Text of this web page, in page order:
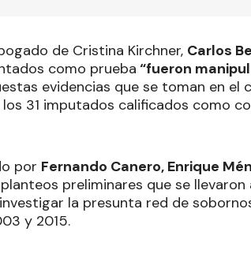
de Cristina Kirchner, Carlos
como prueba “fueron
evidencias que se toman en el
31 imputados calificados como
por Fernando Canero, Enrique
preliminares que se
la presunta red de
y 2015.